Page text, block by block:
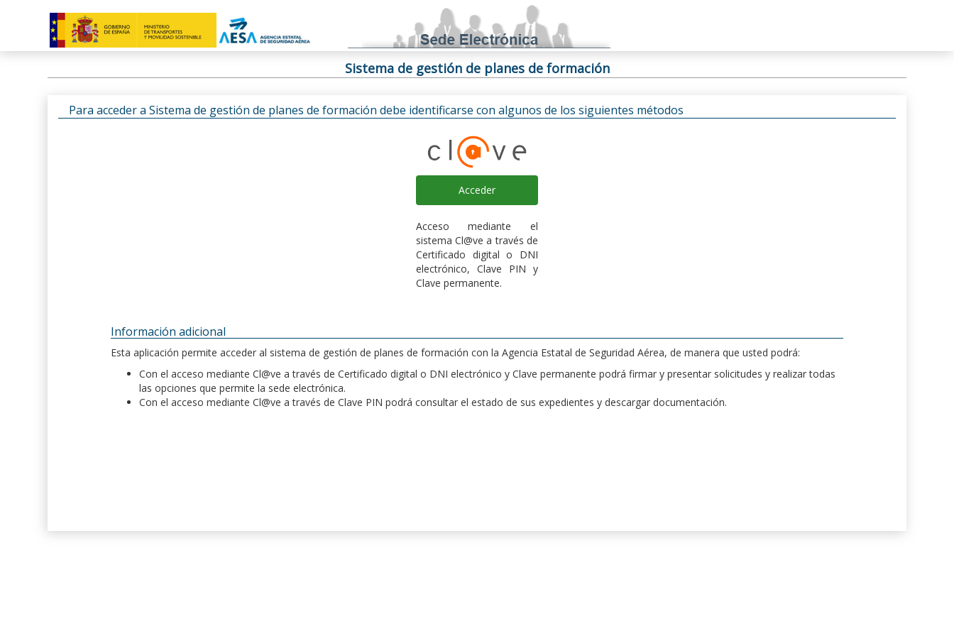
Sistema de gestión de planes de formación
Para acceder a Sistema de gestión de planes de formación debe identificarse con algunos de los siguientes métodos
Acceder
Acceso mediante el
sistema Cl@ve a través de
Certificado digital o DNI
electrónico, Clave PIN y
Clave permanente.
Información adicional
Esta aplicación permite acceder al sistema de gestión de planes de formación con la Agencia Estatal de Seguridad Aérea, de manera que usted podrá:
Con el acceso mediante Cl@ve a través de Certificado digital o DNI electrónico y Clave permanente podrá firmar y presentar solicitudes y realizar todas
las opciones que permite la sede electrónica.
Con el acceso mediante Cl@ve a través de Clave PIN podrá consultar el estado de sus expedientes y descargar documentación.